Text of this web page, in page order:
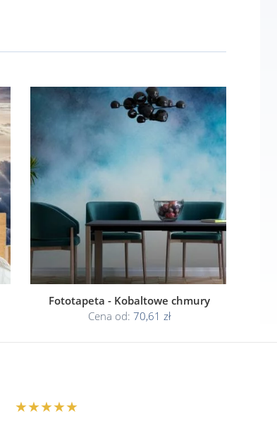
Fototapeta - Kobaltowe chmury
Cena od: 70,61 zł
★★★★★